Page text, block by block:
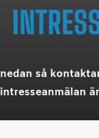
så
intresseanmälan